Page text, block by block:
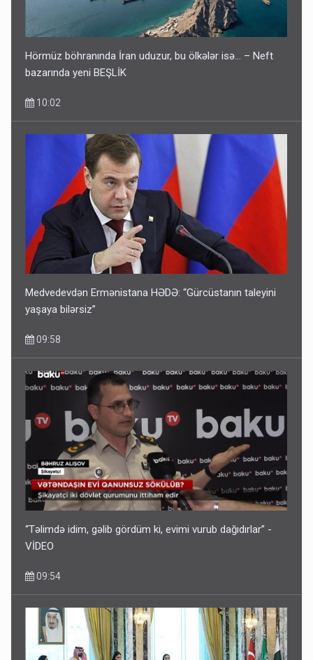
Hörmüz böhranında İran uduzur, bu ölkələr isə... – Neft
bazarında yeni BEŞLİK
10:02
Medvedevdən Ermənistana HƏDƏ: “Gürcüstanın taleyini
yaşaya bilərsiz”
09:58
“Təlimdə idim, gəlib gördüm ki, evimi vurub dağıdırlar” -
VİDEO
09:54